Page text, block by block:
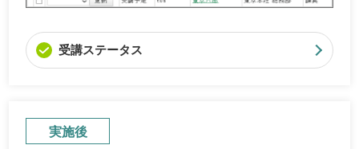
受講ステータス
実施後